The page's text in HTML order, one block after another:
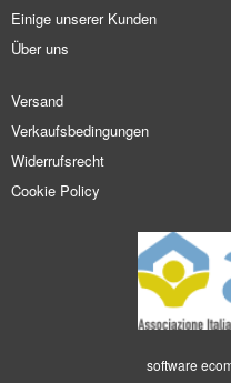
Einige unserer Kunden
Über uns
Versand
Verkaufsbedingungen
Widerrufsrecht
Cookie Policy
software